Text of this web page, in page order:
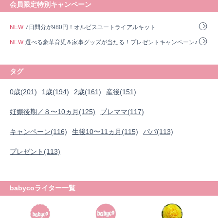
会員限定特別キャンペーン
NEW 7日間分が980円！オルビスユートライアルキット
NEW 選べる豪華育児＆家事グッズが当たる！プレゼントキャンペーン♪
タグ
0歳(201) 1歳(194) 2歳(161) 産後(151)
妊娠後期／８〜10ヵ月(125) プレママ(117)
キャンペーン(116) 生後10〜11ヵ月(115) パパ(113)
プレゼント(113)
babycoライター一覧